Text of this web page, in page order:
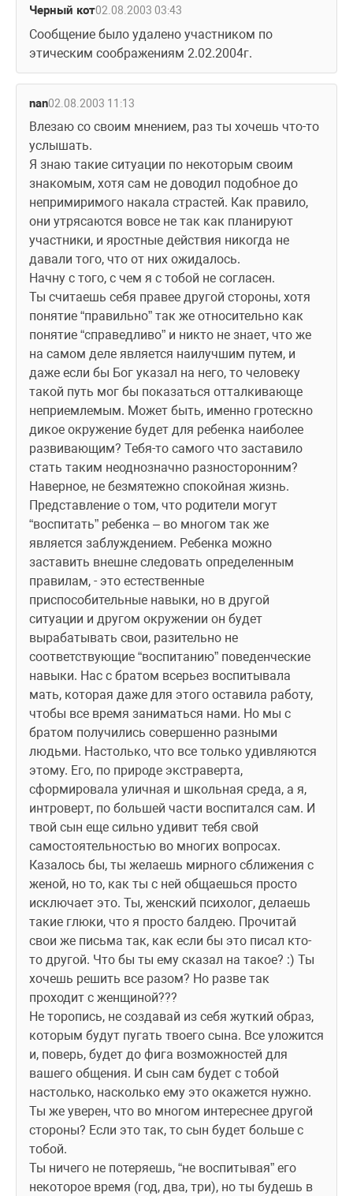
Черный кот02.08.2003 03:43
Сообщение было удалено участником по
этическим соображениям 2.02.2004г.
nan02.08.2003 11:13
Влезаю со своим мнением, раз ты хочешь что-то
услышать.
Я знаю такие ситуации по некоторым своим
знакомым, хотя сам не доводил подобное до
непримиримого накала страстей. Как правило,
они утрясаются вовсе не так как планируют
участники, и яростные действия никогда не
давали того, что от них ожидалось.
Начну с того, с чем я с тобой не согласен.
Ты считаешь себя правее другой стороны, хотя
понятие “правильно” так же относительно как
понятие “справедливо” и никто не знает, что же
на самом деле является наилучшим путем, и
даже если бы Бог указал на него, то человеку
такой путь мог бы показаться отталкивающе
неприемлемым. Может быть, именно гротескно
дикое окружение будет для ребенка наиболее
развивающим? Тебя-то самого что заставило
стать таким неоднозначно разносторонним?
Наверное, не безмятежно спокойная жизнь.
Представление о том, что родители могут
“воспитать” ребенка – во многом так же
является заблуждением. Ребенка можно
заставить внешне следовать определенным
правилам, - это естественные
приспособительные навыки, но в другой
ситуации и другом окружении он будет
вырабатывать свои, разительно не
соответствующие “воспитанию” поведенческие
навыки. Нас с братом всерьез воспитывала
мать, которая даже для этого оставила работу,
чтобы все время заниматься нами. Но мы с
братом получились совершенно разными
людьми. Настолько, что все только удивляются
этому. Его, по природе экстраверта,
сформировала уличная и школьная среда, а я,
интроверт, по большей части воспитался сам. И
твой сын еще сильно удивит тебя свой
самостоятельностью во многих вопросах.
Казалось бы, ты желаешь мирного сближения с
женой, но то, как ты с ней общаешься просто
исключает это. Ты, женский психолог, делаешь
такие глюки, что я просто балдею. Прочитай
свои же письма так, как если бы это писал кто-
то другой. Что бы ты ему сказал на такое? :) Ты
хочешь решить все разом? Но разве так
проходит с женщиной???
Не торопись, не создавай из себя жуткий образ,
которым будут пугать твоего сына. Все уложится
и, поверь, будет до фига возможностей для
вашего общения. И сын сам будет с тобой
настолько, насколько ему это окажется нужно.
Ты же уверен, что во многом интереснее другой
стороны? Если это так, то сын будет больше с
тобой.
Ты ничего не потеряешь, “не воспитывая” его
некоторое время (год, два, три), но ты будешь в